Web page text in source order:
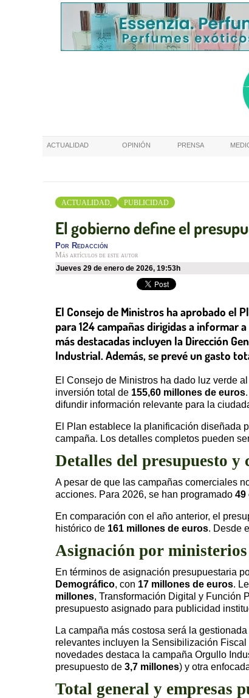
ACTUALIDAD OPINIÓN PRENSA
ACTUALIDAD, PUBLICIDAD
El gobierno define el
Por Redacción
Más artículos de este autor
jueves 29 de enero de 2026, 19:53h
El Consejo de Ministros ha aprobado el
para 124 campañas dirigidas a informar
más destacadas incluyen la Dirección
Industrial. Además, se prevé un gasto
El Consejo de Ministros ha dado luz verde
inversión total de 155,60 millones de euros
difundir información relevante para la
El Plan establece la planificación diseñada
campaña. Los detalles completos pueden
Detalles del presupuesto y
A pesar de que las campañas comerciales
acciones. Para 2026, se han programado 49
En comparación con el año anterior, el
histórico de 161 millones de euros. Desde
Asignación por ministerios
En términos de asignación presupuestaria
Demográfico, con 17 millones de euros.
millones, Transformación Digital y Función
presupuesto asignado para publicidad
La campaña más costosa será la
relevantes incluyen la Sensibilización
novedades destaca la campaña Orgullo
presupuesto de 3,7 millones) y otra
Total general y empresas